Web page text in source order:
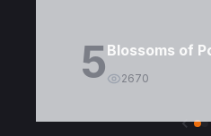
5Blossoms of
2670